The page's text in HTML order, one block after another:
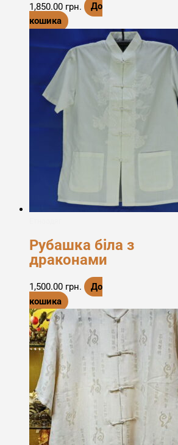
1,850.00 грн.
До
кошика
Рубашка біла з
драконами
1,500.00 грн.
До
кошика